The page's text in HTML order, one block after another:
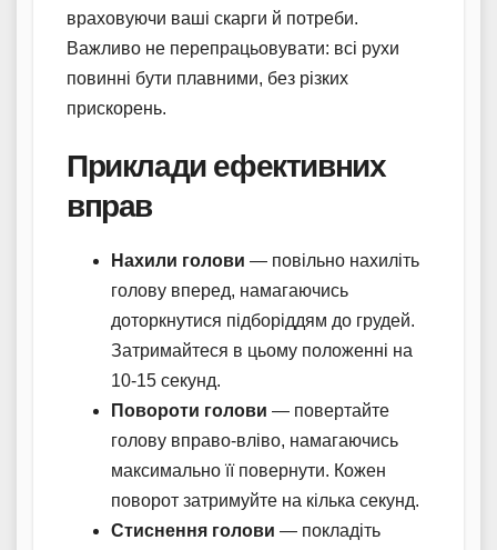
враховуючи ваші скарги й потреби.
Важливо не перепрацьовувати: всі рухи
повинні бути плавними, без різких
прискорень.
Приклади ефективних
вправ
Нахили голови — повільно нахиліть
голову вперед, намагаючись
доторкнутися підборіддям до грудей.
Затримайтеся в цьому положенні на
10-15 секунд.
Повороти голови — повертайте
голову вправо-вліво, намагаючись
максимально її повернути. Кожен
поворот затримуйте на кілька секунд.
Стиснення голови — покладіть